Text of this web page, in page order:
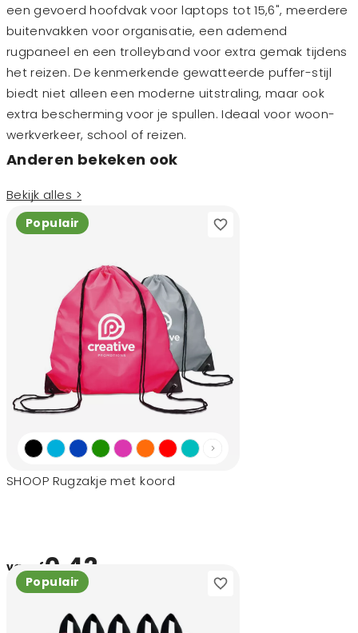
een gevoerd hoofdvak voor laptops tot 15,6", meerdere
buitenvakken voor organisatie, een ademend
rugpaneel en een trolleyband voor extra gemak tijdens
het reizen. De kenmerkende gewatteerde puffer-stijl
biedt niet alleen een moderne uitstraling, maar ook
extra bescherming voor je spullen. Ideaal voor woon-
werkverkeer, school of reizen.
Anderen bekeken ook
Bekijk alles >
Populair
SHOOP Rugzakje met koord
vanaf0,42
Populair